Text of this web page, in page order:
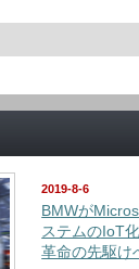
2019-8-6
BMWが
ステムのIoT
革命の先駆け